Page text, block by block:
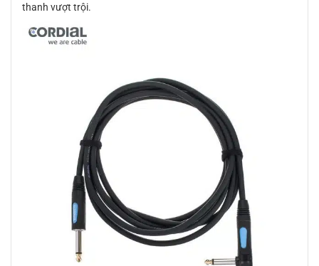
thanh vượt trội.